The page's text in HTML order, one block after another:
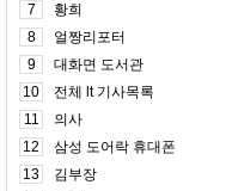
7
황희
8
얼짱리포터
9
대화면 도서관
10
전체 lt 기사목록
11
의사
12
삼성 도어락 휴대폰
13
김부장